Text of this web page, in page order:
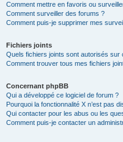
Comment mettre en favoris ou
Comment surveiller des forums ?
Comment puis-je supprimer mes
Fichiers joints
Quels fichiers joints sont autorisés sur
Comment trouver tous mes fichiers
Concernant phpBB
Qui a développé ce logiciel de forum ?
Pourquoi la fonctionnalité X n’est pas
Qui contacter pour les abus ou les
Comment puis-je contacter un